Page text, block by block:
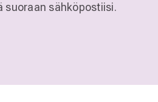
suoraan sähköpostiisi.